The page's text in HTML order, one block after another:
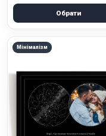
Обрати
Мінімалізм